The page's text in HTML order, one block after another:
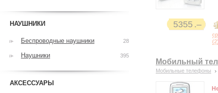
5355
(2
Мобильный
Мобильные телефоны
НАУШНИКИ
Беспроводные наушники 28
Наушники 395
АКСЕССУАРЫ